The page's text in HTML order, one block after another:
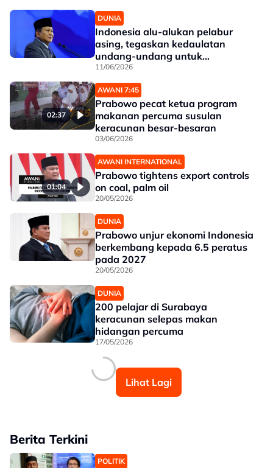
DUNIA
Indonesia alu-alukan pelabur
asing, tegaskan kedaulatan
undang-undang untuk
perniagaan - Prabowo
11/06/2026
02:37
AWANI 7:45
Prabowo pecat ketua program
makanan percuma susulan
keracunan besar-besaran
03/06/2026
01:04
AWANI INTERNATIONAL
Prabowo tightens export controls
on coal, palm oil
20/05/2026
DUNIA
Prabowo unjur ekonomi Indonesia
berkembang kepada 6.5 peratus
pada 2027
20/05/2026
DUNIA
200 pelajar di Surabaya
keracunan selepas makan
hidangan percuma
17/05/2026
Lihat Lagi
Berita Terkini
POLITIK